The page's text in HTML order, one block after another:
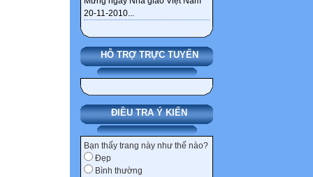
20-11-2010...
HỖ TRỢ TRỰC TUYẾN
ĐIỀU TRA Ý KIẾN
Bạn thấy trang này như thế nào?
Đẹp
Bình thường